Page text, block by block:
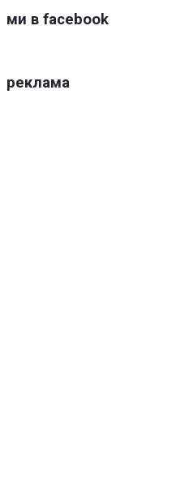
ми в facebook
реклама